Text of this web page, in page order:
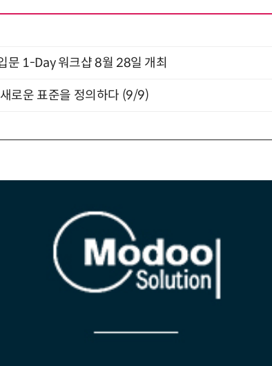
문 1-Day 워크샵 8월 28일 개최
로운 표준을 정의하다 (9/9)